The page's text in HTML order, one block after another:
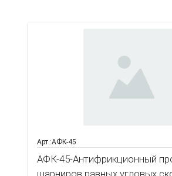
Арт.:АФК-45
АФК-45-Антифрикционный